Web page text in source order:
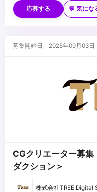
・CGデザイナーからプロデ
・制作会社でプロデュース
応募する 💬 気にな
募集開始日 : 2025年09月03日
CGクリエーター募
ダクション＞
株式会社TREE Digital